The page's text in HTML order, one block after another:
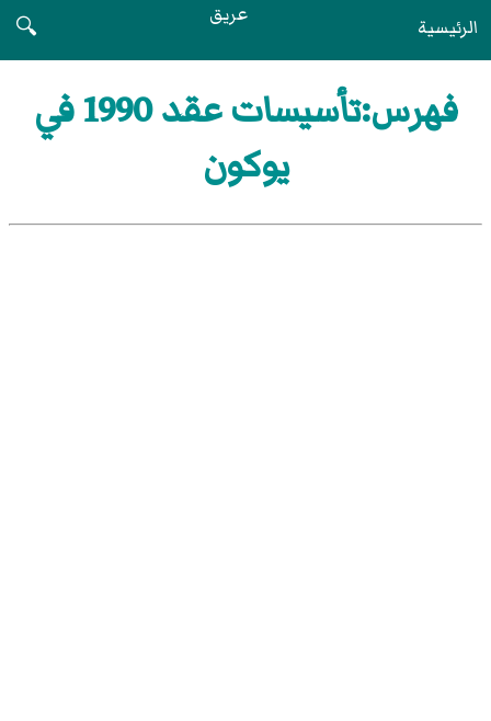
الرئيسية عريق
🔍
فهرس:تأسيسات عقد 1990 في
يوكون